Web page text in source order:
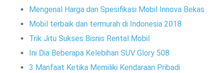
Mengenal Harga dan Spesifikasi Mobil Innova Bekas
Mobil terbaik dan termurah di Indonesia 2018
Trik Jitu Sukses Bisnis Rental Mobil
Ini Dia Beberapa Kelebihan SUV Glory 508
3 Manfaat Ketika Memiliki Kendaraan Pribadi